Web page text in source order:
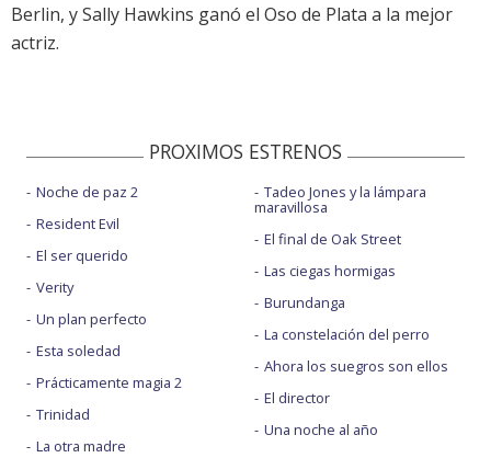
Berlin, y Sally Hawkins ganó el Oso de Plata a la mejor
actriz.
PROXIMOS ESTRENOS
Noche de paz 2
Resident Evil
El ser querido
Verity
Un plan perfecto
Esta soledad
Prácticamente magia 2
Trinidad
La otra madre
Tadeo Jones y la lámpara
maravillosa
El final de Oak Street
Las ciegas hormigas
Burundanga
La constelación del perro
Ahora los suegros son ellos
El director
Una noche al año